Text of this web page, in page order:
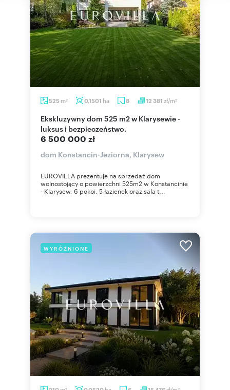
525 m2 0,1501 ha 8 12 381 zł/m2
Ekskluzywny dom 525 m2 w Klarysewie -
luksus i bezpieczeństwo.
6 500 000 zł
dom Konstancin-Jeziorna, Klarysew
EUROVILLA prezentuje na sprzedaż dom
wolnostojący o powierzchni 525m2 w Konstancinie
- Klarysew, 6 pokoi, 5 łazienek oraz sala t...
WYRÓŻNIONE